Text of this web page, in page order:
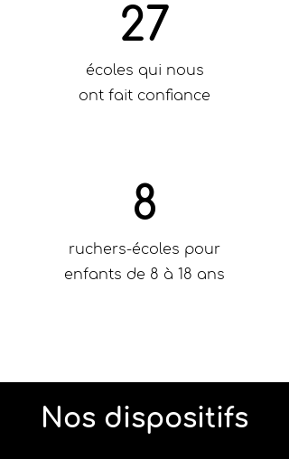
27
écoles qui nous
ont fait confiance
8
ruchers-écoles pour
enfants de 8 à 18 ans
Nos dispositifs